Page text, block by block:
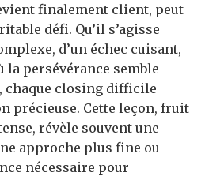
finalement client, peut
défi. Qu’il s’agisse
d’un échec cuisant,
la persévérance semble
chaque closing difficile
précieuse. Cette leçon, fruit
révèle souvent une
approche plus fine ou
nécessaire pour